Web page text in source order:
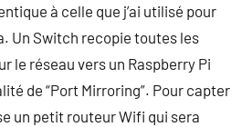
à celle que j’ai utilisé pour
Un Switch recopie toutes les
le réseau vers un Raspberry Pi
de “Port Mirroring”. Pour capter
un petit routeur Wifi qui sera